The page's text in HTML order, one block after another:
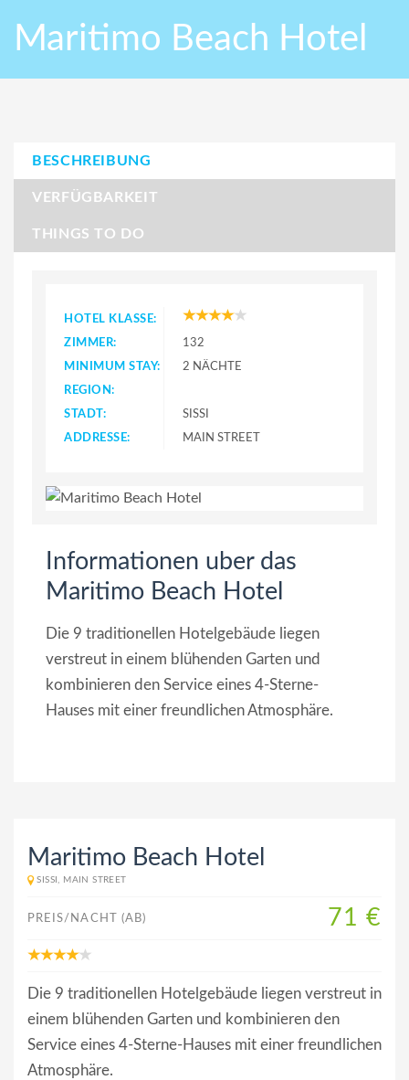
Maritimo Beach Hotel
BESCHREIBUNG
VERFÜGBARKEIT
THINGS TO DO
HOTEL KLASSE:
ZIMMER:
132
MINIMUM STAY:
2 NÄCHTE
REGION:
STADT:
SISSI
ADDRESSE:
MAIN STREET
Informationen uber das
Maritimo Beach Hotel
Die 9 traditionellen Hotelgebäude liegen
verstreut in einem blühenden Garten und
kombinieren den Service eines 4-Sterne-
Hauses mit einer freundlichen Atmosphäre.
Maritimo Beach Hotel
SISSI, MAIN STREET
PREIS/NACHT (AB) 71 €
Die 9 traditionellen Hotelgebäude liegen verstreut in
einem blühenden Garten und kombinieren den
Service eines 4-Sterne-Hauses mit einer freundlichen
Atmosphäre.